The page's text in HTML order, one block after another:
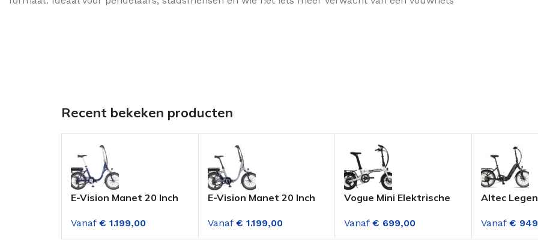
Recent bekeken producten
E-Vision Manet 20 Inch
Volwassenen 7
Versnellingen
Vanaf € 1.199,00
E-Vision Manet 20 Inch
Volwassenen 7
Versnellingen Grijs
Vanaf € 1.199,00
Vogue Mini Elektrische
Versnellingen 16 inch
Fashion Grey
Vanaf € 699,00
Altec
20 Inch
Vanaf €